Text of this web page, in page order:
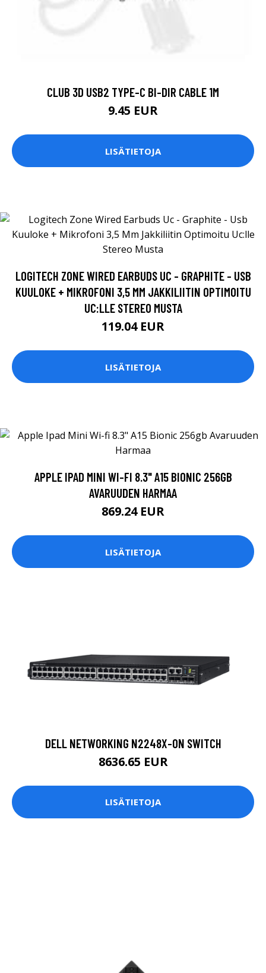
CLUB 3D USB2 TYPE-C BI-DIR CABLE 1M
9.45 EUR
LISÄTIETOJA
LOGITECH ZONE WIRED EARBUDS UC - GRAPHITE - USB
KUULOKE + MIKROFONI 3,5 MM JAKKILIITIN OPTIMOITU
UC:LLE STEREO MUSTA
119.04 EUR
LISÄTIETOJA
APPLE IPAD MINI WI-FI 8.3" A15 BIONIC 256GB
AVARUUDEN HARMAA
869.24 EUR
LISÄTIETOJA
DELL NETWORKING N2248X-ON SWITCH
8636.65 EUR
LISÄTIETOJA